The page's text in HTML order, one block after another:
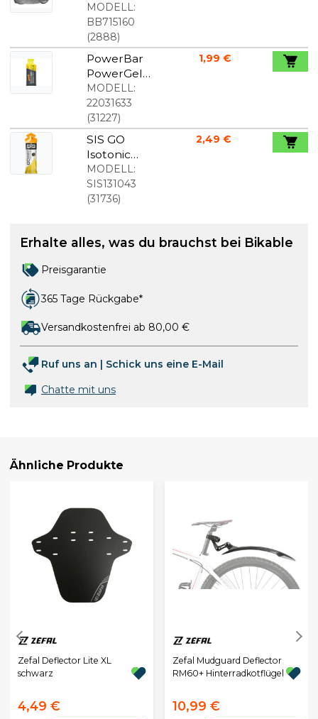
200 x110cm
MODELL:
BB715160
(2888)
PowerBar
PowerGel
Lemon-
Lime 41g
MODELL:
22031633
(31227)
1,99 €
SIS GO
Isotonic
Energy
Tropical
60ml
MODELL:
SIS131043
(31736)
2,49 €
Erhalte alles, was du brauchst bei Bikable
Preisgarantie
365 Tage Rückgabe*
Versandkostenfrei ab 80,00 €
Ruf uns an
Schick uns eine E-Mail
Chatte mit uns
Ähnliche Produkte
Zefal Deflector Lite XL
schwarz
4,49 €
Zefal Mudguard Deflector
RM60+ Hinterradkotflügel
10,99 €